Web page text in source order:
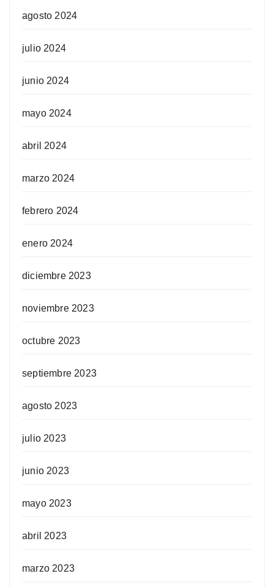
agosto 2024
julio 2024
junio 2024
mayo 2024
abril 2024
marzo 2024
febrero 2024
enero 2024
diciembre 2023
noviembre 2023
octubre 2023
septiembre 2023
agosto 2023
julio 2023
junio 2023
mayo 2023
abril 2023
marzo 2023